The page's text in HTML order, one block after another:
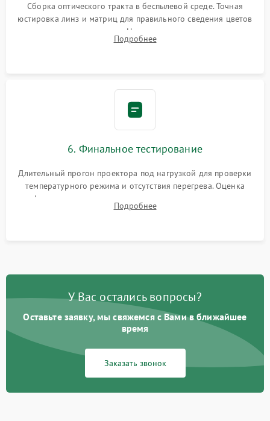
Сборка оптического тракта в беспылевой среде. Точная
юстировка линз и матриц для правильного сведения цветов
и устранения размытия. Надежное подключение всех
шлейфов, установка датчиков и закрытие корпуса
Подробнее
6. Финальное тестирование
Длительный прогон проектора под нагрузкой для проверки
температурного режима и отсутствия перегрева. Оценка
фокуса, контрастности и цветопередачи на тестовых
таблицах. Проверка работы всех видеовходов и кнопок
Подробнее
У Вас остались вопросы?
Оставьте заявку, мы свяжемся с Вами в ближайшее
время
Заказать звонок